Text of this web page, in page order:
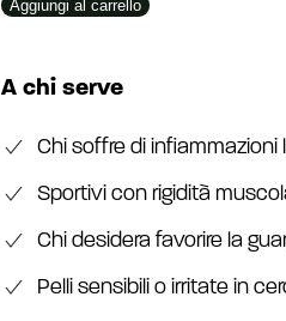
Aggiungi al carrello
A chi serve
Chi soffre di infiammazioni
Sportivi con rigidità
Chi desidera favorire la
Pelli sensibili o irritate in